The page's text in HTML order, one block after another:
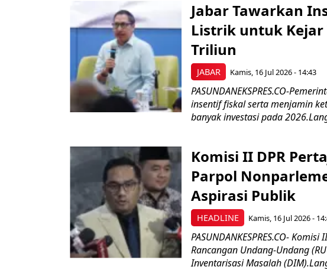
JABAR
Jabar Tawarkan
Listrik untuk Kejar
Triliun
Kamis, 16 Jul 2026 - 14:43
PASUNDANEKSPRES.CO-
insentif fiskal serta menjamin
banyak investasi pada
HEADLINE
Komisi II DPR
Parpol
Aspirasi Publik
Kamis, 16 Jul 2026 -
PASUNDANKESPRES.CO-
Rancangan Undang-Undang
Inventarisasi Masalah